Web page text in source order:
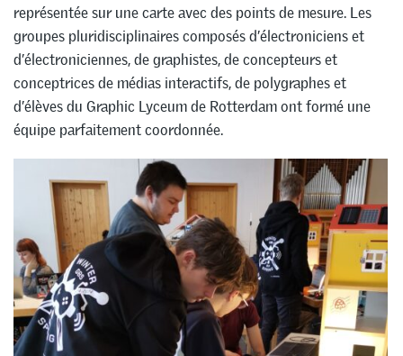
représentée sur une carte avec des points de mesure. Les
groupes pluridisciplinaires composés d’électroniciens et
d’électroniciennes, de graphistes, de concepteurs et
conceptrices de médias interactifs, de polygraphes et
d’élèves du Graphic Lyceum de Rotterdam ont formé une
équipe parfaitement coordonnée.